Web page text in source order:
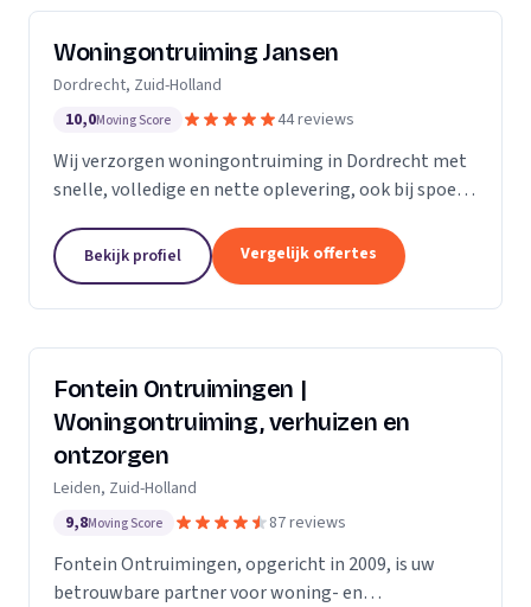
Woningontruiming Jansen
Dordrecht, Zuid-Holland
10,0Moving Score 44 reviews
Wij verzorgen woningontruiming in Dordrecht met
snelle, volledige en nette oplevering, ook bij spoed
Bekijk profiel Vergelijk offertes
Fontein Ontruimingen |
Woningontruiming, verhuizen en
ontzorgen
Leiden, Zuid-Holland
9,8Moving Score 87 reviews
Fontein Ontruimingen, opgericht in 2009, is uw
betrouwbare partner voor woning- en